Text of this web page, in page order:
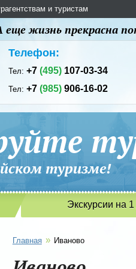
и туристам
еще жизнь прекрасна
Телефон:
Тел:+7(495) 107-03-34
Тел:+7(985) 906-16-02
Экскурсии на
Главная » Иваново